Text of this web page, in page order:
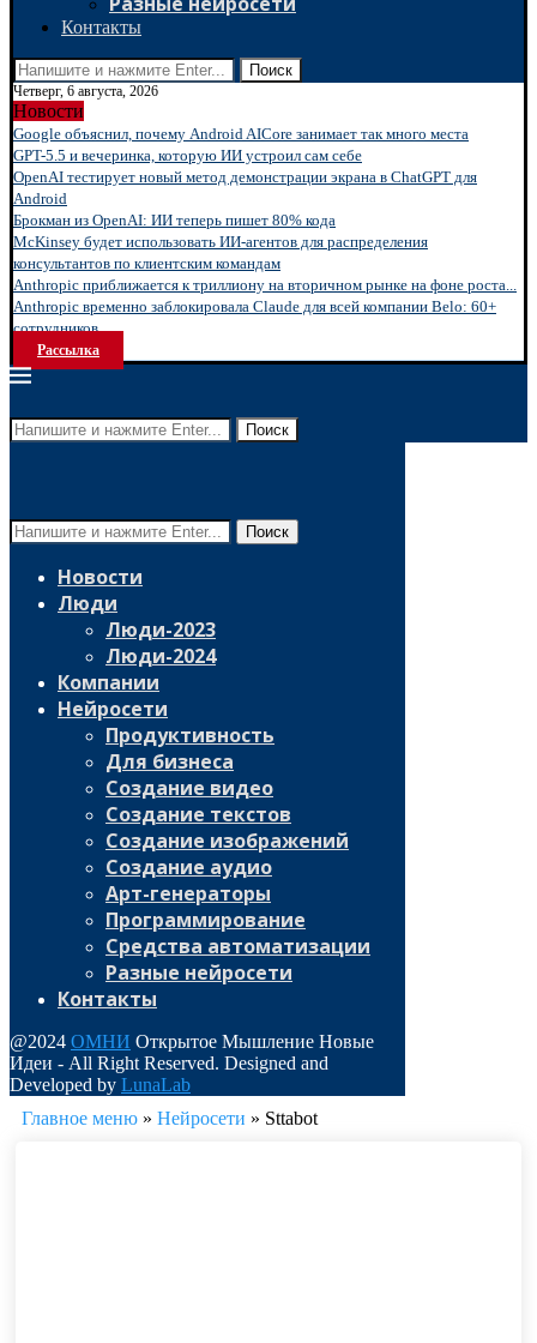
Контакты
Поиск
Четверг, 6 августа, 2026
Новости
Google объяснил, почему Android AICore занимает так много места
GPT-5.5 и вечеринка, которую ИИ устроил сам себе
OpenAI тестирует новый метод демонстрации экрана в ChatGPT для
Android
Брокман из OpenAI: ИИ теперь пишет 80% кода
McKinsey будет использовать ИИ-агентов для распределения
консультантов по клиентским командам
Anthropic приближается к триллиону на вторичном рынке на фоне роста...
Anthropic временно заблокировала Claude для всей компании Belo: 60+
сотрудников...
Рассылка
Поиск
Поиск
Новости
Люди
Люди-2023
Люди-2024
Компании
Нейросети
Продуктивность
Для бизнеса
Создание видео
Создание текстов
Создание изображений
Создание аудио
Арт-генераторы
Программирование
Средства автоматизации
Разные нейросети
Контакты
@2024 ОМНИ Открытое Мышление Новые
Идеи - All Right Reserved. Designed and
Developed by LunaLab
Главное меню » Нейросети » Sttabot